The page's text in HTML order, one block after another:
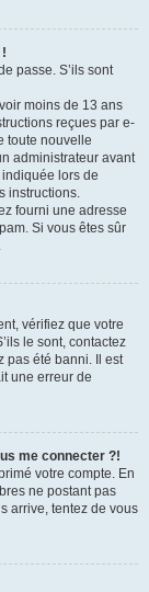
passe. S’ils sont
moins de 13 ans
reçues par e-
toute nouvelle
administrateur avant
lors de
instructions.
fourni une adresse
Si vous êtes sûr
vérifiez que votre
le sont, contactez
pas été banni. Il est
une erreur de
me connecter ?!
votre compte. En
ne postant pas
arrive, tentez de vous